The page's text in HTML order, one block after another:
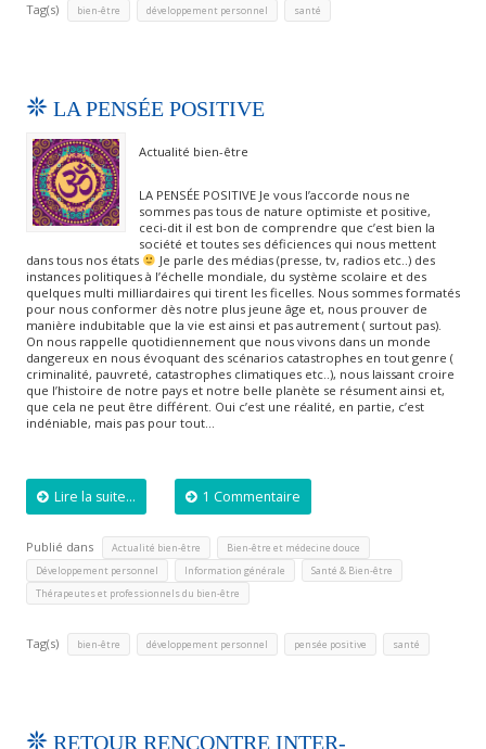
Tag(s) bien-être développement personnel santé
LA PENSÉE POSITIVE
Actualité bien-être
LA PENSÉE POSITIVE Je vous l’accorde nous ne
sommes pas tous de nature optimiste et positive,
ceci-dit il est bon de comprendre que c’est bien la
société et toutes ses déficiences qui nous mettent
dans tous nos états
Je parle des médias (presse, tv, radios etc..) des
instances politiques à l’échelle mondiale, du système scolaire et des
quelques multi milliardaires qui tirent les ficelles. Nous sommes formatés
pour nous conformer dès notre plus jeune âge et, nous prouver de
manière indubitable que la vie est ainsi et pas autrement ( surtout pas).
On nous rappelle quotidiennement que nous vivons dans un monde
dangereux en nous évoquant des scénarios catastrophes en tout genre (
criminalité, pauvreté, catastrophes climatiques etc..), nous laissant croire
que l’histoire de notre pays et notre belle planète se résument ainsi et,
que cela ne peut être différent. Oui c’est une réalité, en partie, c’est
indéniable, mais pas pour tout…
Lire la suite... 1 Commentaire
Publié dans Actualité bien-être Bien-être et médecine douce
Développement personnel Information générale Santé & Bien-être
Thérapeutes et professionnels du bien-être
Tag(s) bien-être développement personnel pensée positive santé
RETOUR RENCONTRE INTER-